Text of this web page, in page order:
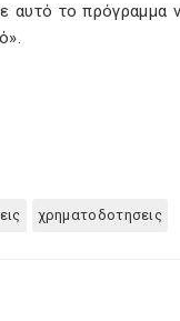
αυτό το
χρηματοδοτησεις